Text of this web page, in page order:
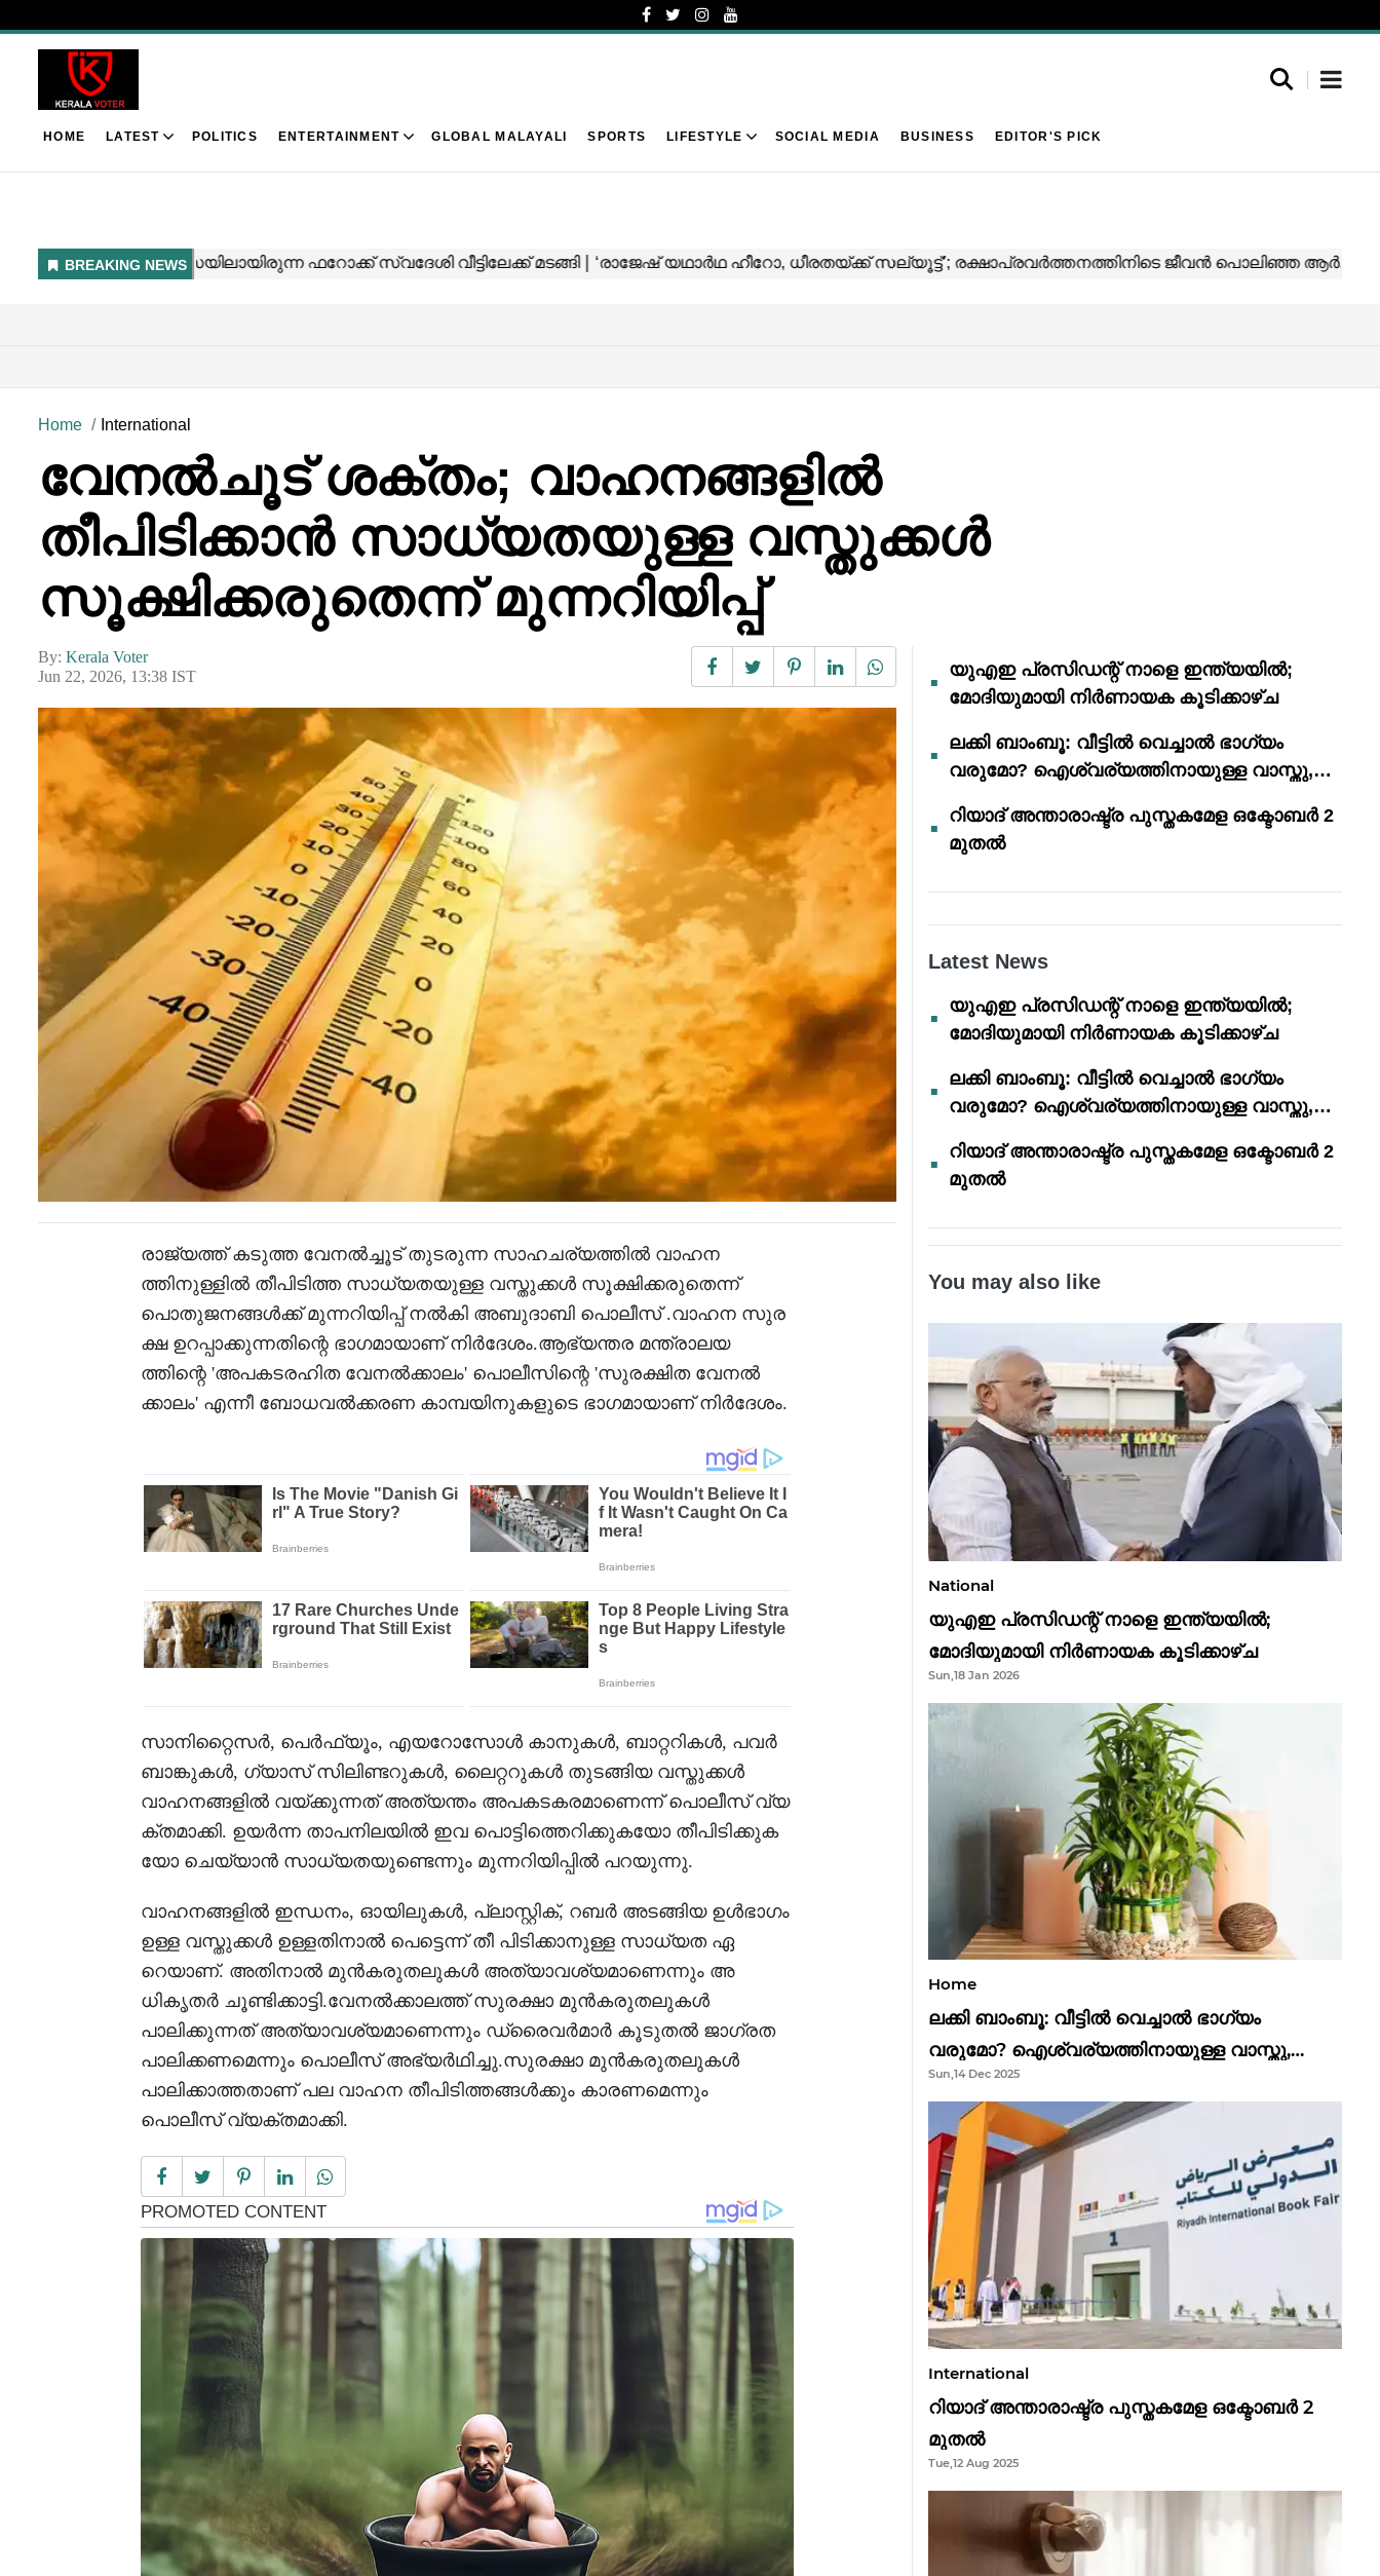
HOME LATEST POLITICS ENTERTAINMENT GLOBAL MALAYALI SPORTS LIFESTYLE SOCIAL MEDIA BUSINESS EDITOR'S PICK
Home International
വേനൽചൂട് ശക്തം; വാഹനങ്ങളിൽ
തീപിടിക്കാൻ സാധ്യതയുള്ള വസ്തുക്കൾ
സൂക്ഷിക്കരുതെന്ന് മുന്നറിയിപ്പ്
By: Kerala Voter
Jun 22, 2026, 13:38 IST
രാജ്യത്ത് കടുത്ത വേനൽച്ചൂട് തുടരുന്ന സാഹചര്യത്തിൽ വാഹന
ത്തിനുള്ളിൽ തീപിടിത്ത സാധ്യതയുള്ള വസ്തുക്കൾ സൂക്ഷിക്കരുതെന്ന്
പൊതുജനങ്ങൾക്ക് മുന്നറിയിപ്പ് നൽകി അബുദാബി പൊലീസ് .വാഹന സുര
ക്ഷ ഉറപ്പാക്കുന്നതിന്റെ ഭാഗമായാണ് നിർദേശം.ആഭ്യന്തര മന്ത്രാലയ
ത്തിന്റെ 'അപകടരഹിത വേനൽക്കാലം' പൊലീസിന്റെ 'സുരക്ഷിത വേനൽ
ക്കാലം' എന്നീ ബോധവൽക്കരണ കാമ്പയിനുകളുടെ ഭാഗമായാണ് നിർദേശം.
സാനിറ്റൈസർ, പെർഫ്യൂം, എയറോസോൾ കാനുകൾ, ബാറ്ററികൾ, പവർ
ബാങ്കുകൾ, ഗ്യാസ് സിലിണ്ടറുകൾ, ലൈറ്ററുകൾ തുടങ്ങിയ വസ്തുക്കൾ
വാഹനങ്ങളിൽ വയ്ക്കുന്നത് അത്യന്തം അപകടകരമാണെന്ന് പൊലീസ് വ്യ
ക്തമാക്കി. ഉയർന്ന താപനിലയിൽ ഇവ പൊട്ടിത്തെറിക്കുകയോ തീപിടിക്കുക
യോ ചെയ്യാൻ സാധ്യതയുണ്ടെന്നും മുന്നറിയിപ്പിൽ പറയുന്നു.
വാഹനങ്ങളിൽ ഇന്ധനം, ഓയിലുകൾ, പ്ലാസ്റ്റിക്, റബർ അടങ്ങിയ ഉൾഭാഗം
ഉള്ള വസ്തുക്കൾ ഉള്ളതിനാൽ പെട്ടെന്ന് തീ പിടിക്കാനുള്ള സാധ്യത ഏ
റെയാണ്. അതിനാൽ മുൻകരുതലുകൾ അത്യാവശ്യമാണെന്നും അ
ധികൃതർ ചൂണ്ടിക്കാട്ടി.വേനൽക്കാലത്ത് സുരക്ഷാ മുൻകരുതലുകൾ
പാലിക്കുന്നത് അത്യാവശ്യമാണെന്നും ഡ്രൈവർമാർ കൂടുതൽ ജാഗ്രത
പാലിക്കണമെന്നും പൊലീസ് അഭ്യർഥിച്ചു.സുരക്ഷാ മുൻകരുതലുകൾ
പാലിക്കാത്തതാണ് പല വാഹന തീപിടിത്തങ്ങൾക്കും കാരണമെന്നും
പൊലീസ് വ്യക്തമാക്കി.
യുഎഇ പ്രസിഡന്റ് നാളെ ഇന്ത്യയിൽ;
മോദിയുമായി നിർണായക കൂടിക്കാഴ്ച
ലക്കി ബാംബൂ: വീട്ടിൽ വെച്ചാൽ ഭാഗ്യം
വരുമോ? ഐശ്വര്യത്തിനായുള്ള വാസ്തു,
റിയാദ് അന്താരാഷ്ട്ര പുസ്തകമേള ഒക്ടോബർ 2
മുതൽ
Latest News
യുഎഇ പ്രസിഡന്റ് നാളെ ഇന്ത്യയിൽ;
മോദിയുമായി നിർണായക കൂടിക്കാഴ്ച
ലക്കി ബാംബൂ: വീട്ടിൽ വെച്ചാൽ ഭാഗ്യം
വരുമോ? ഐശ്വര്യത്തിനായുള്ള വാസ്തു,
റിയാദ് അന്താരാഷ്ട്ര പുസ്തകമേള ഒക്ടോബർ 2
മുതൽ
You may also like
National
യുഎഇ പ്രസിഡന്റ് നാളെ ഇന്ത്യയിൽ;
മോദിയുമായി നിർണായക കൂടിക്കാഴ്ച
Sun,18 Jan 2026
Home
ലക്കി ബാംബൂ: വീട്ടിൽ വെച്ചാൽ ഭാഗ്യം
വരുമോ? ഐശ്വര്യത്തിനായുള്ള വാസ്തു,
ഫെങ് ഷൂയി വിശ്വാസങ്ങൾ
Sun,14 Dec 2025
International
റിയാദ് അന്താരാഷ്ട്ര പുസ്തകമേള ഒക്ടോബർ 2
മുതൽ
Tue,12 Aug 2025